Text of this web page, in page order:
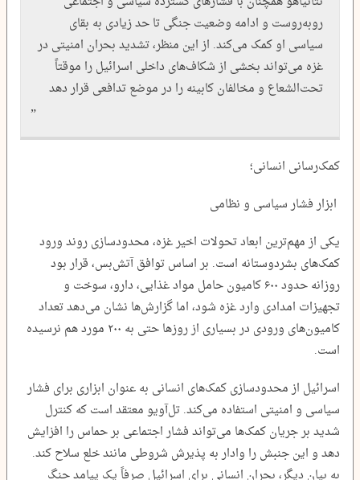
روبه‌روست و ادامه وضعیت جنگی تا حد زیادی به بقای
سیاسی او کمک می‌کند. از این منظر، تشدید بحران امنیتی در
غزه می‌تواند بخشی از شکاف‌های داخلی اسرائیل را موقتاً
تحت‌الشعاع و مخالفان کابینه را در موضع تدافعی قرار دهد
کمک‌رسانی انسانی؛
ابزار فشار سیاسی و نظامی
یکی از مهم‌ترین ابعاد تحولات اخیر غزه، محدودسازی روند ورود
کمک‌های بشردوستانه است. بر اساس توافق آتش‌بس، قرار بود
روزانه حدود ۶۰۰ کامیون حامل مواد غذایی، دارو، سوخت و
تجهیزات امدادی وارد غزه شود، اما گزارش‌ها نشان می‌دهد تعداد
کامیون‌های ورودی در بسیاری از روزها حتی به ۲۰۰ مورد هم نرسیده
است.
اسرائیل از محدودسازی کمک‌های انسانی به عنوان ابزاری برای فشار
سیاسی و امنیتی استفاده می‌کند. تل‌آویو معتقد است که کنترل
شدید بر جریان کمک‌ها می‌تواند فشار اجتماعی بر حماس را افزایش
دهد و این جنبش را وادار به پذیرش شروطی مانند خلع سلاح کند.
به بیان دیگر، بحران انسانی برای اسرائیل صرفاً یک پیامد جنگ